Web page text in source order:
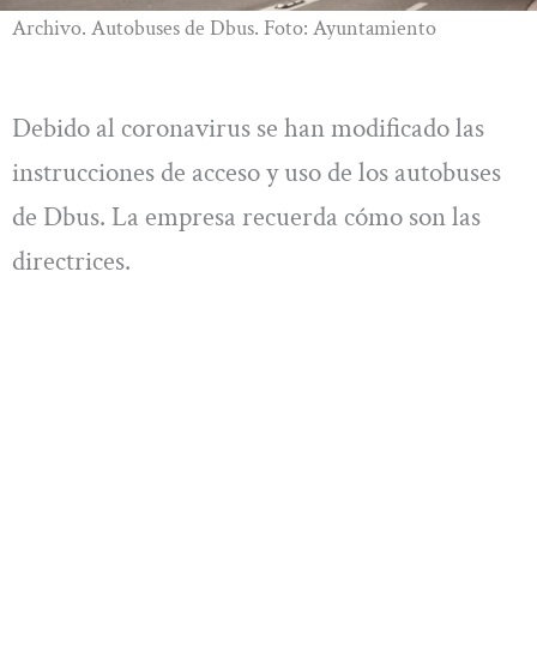
Archivo. Autobuses de Dbus. Foto: Ayuntamiento
Debido al coronavirus se han modificado las
instrucciones de acceso y uso de los autobuses
de Dbus. La empresa recuerda cómo son las
directrices.